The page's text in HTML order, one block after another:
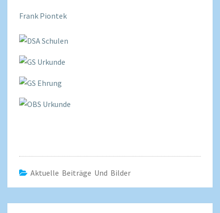
Frank Piontek
Aktuelle Beiträge Und Bilder